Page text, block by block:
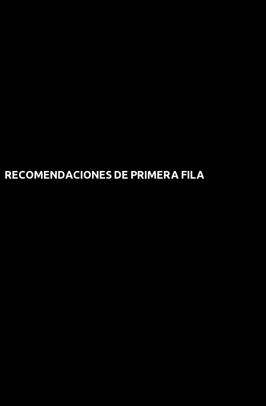
RECOMENDACIONES DE PRIMERA FILA